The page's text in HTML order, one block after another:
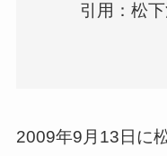
引用：松
2009年9月13日に